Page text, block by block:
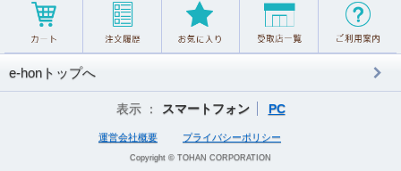
e-honトップへ
表示 ： スマートフォン PC
運営会社概要 プライバシーポリシー
Copyright © TOHAN CORPORATION